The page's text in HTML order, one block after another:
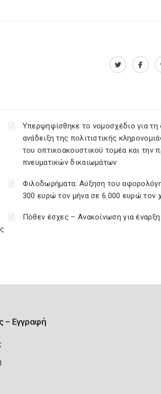
Υπερψηφίσθηκε το νομοσχέδιο για τη
ανάδειξη της πολιτιστικής
του οπτικοακουστικού τομέα και την
πνευματικών δικαιωμάτων
Φιλοδωρήματα: Αύξηση του
300 ευρώ τον μήνα σε 6.000 ευρώ τον
Πόθεν έσχες – Ανακοίνωση για
– Εγγραφή